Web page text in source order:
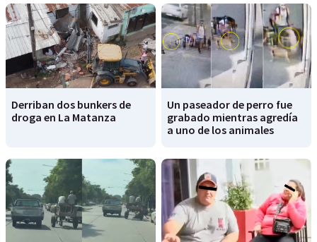
Derriban dos bunkers de
droga en La Matanza
Un paseador de perro fue
grabado mientras agredía
a uno de los animales